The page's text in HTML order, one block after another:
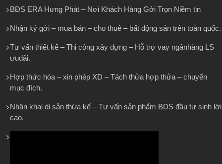
BĐS ERA Hưng Phát – Nơi Khách Hàng Gởi Trọn Niềm tin
Nhận ký gởi – mua bán – cho thuê – bất động sản trên toàn quốc.
Tư vấn thiết kế – Thi công xây dựng – Hỗ trợ vay ngânhàng LS
ưuđãi.
Hợp thức hóa – xin phép XD – Tách thửa hợp thửa – chuyển
mục đích.
Nhận khai di sản thừa kế – Tư vấn sản phẩm BDS đầu tư sinh lời
cao.